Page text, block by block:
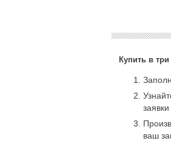
Купить в
заявки
ваш